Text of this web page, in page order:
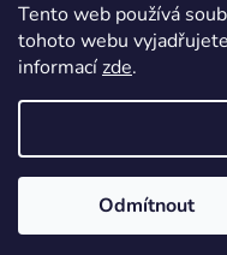
Tento web používá
tohoto webu
informacízde.
Odmítnout